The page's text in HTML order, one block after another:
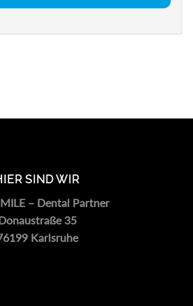
SIND WIR
– Dental Partner
35
Karlsruhe